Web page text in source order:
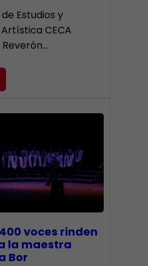
Estudios y
CECA
voces rinden
la maestra
Bor